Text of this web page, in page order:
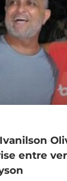
entre